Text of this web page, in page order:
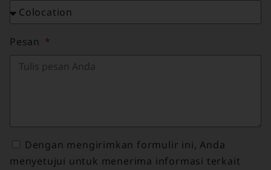
Pesan
Dengan mengirimkan formulir ini, Anda
menyetujui untuk menerima informasi terkait